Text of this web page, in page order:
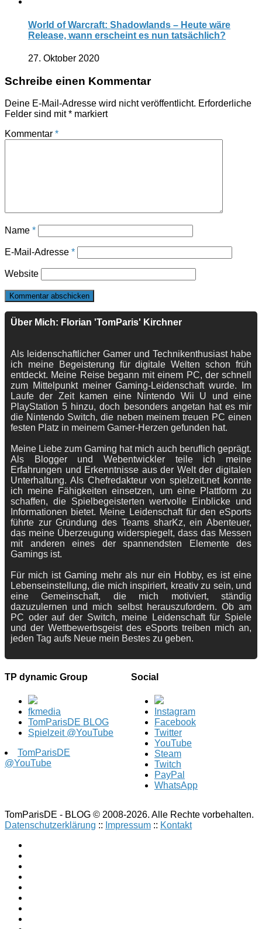
World of Warcraft: Shadowlands – Heute wäre
Release, wann erscheint es nun tatsächlich?
27. Oktober 2020
Schreibe einen Kommentar
Deine E-Mail-Adresse wird nicht veröffentlicht. Erforderliche
Felder sind mit* markiert
Kommentar *
Name *
E-Mail-Adresse *
Website
Über Mich: Florian 'TomParis' Kirchner
Als leidenschaftlicher Gamer und Technikenthusiast habe
ich meine Begeisterung für digitale Welten schon früh
entdeckt. Meine Reise begann mit einem PC, der schnell
zum Mittelpunkt meiner Gaming-Leidenschaft wurde. Im
Laufe der Zeit kamen eine Nintendo Wii U und eine
PlayStation 5 hinzu, doch besonders angetan hat es mir
die Nintendo Switch, die neben meinem treuen PC einen
festen Platz in meinem Gamer-Herzen gefunden hat.
Meine Liebe zum Gaming hat mich auch beruflich geprägt.
Als Blogger und Webentwickler teile ich meine
Erfahrungen und Erkenntnisse aus der Welt der digitalen
Unterhaltung. Als Chefredakteur von spielzeit.net konnte
ich meine Fähigkeiten einsetzen, um eine Plattform zu
schaffen, die Spielbegeisterten wertvolle Einblicke und
Informationen bietet. Meine Leidenschaft für den eSports
führte zur Gründung des Teams sharKz, ein Abenteuer,
das meine Überzeugung widerspiegelt, dass das Messen
mit anderen eines der spannendsten Elemente des
Gamings ist.
Für mich ist Gaming mehr als nur ein Hobby, es ist eine
Lebenseinstellung, die mich inspiriert, kreativ zu sein, und
eine Gemeinschaft, die mich motiviert, ständig
dazuzulernen und mich selbst herauszufordern. Ob am
PC oder auf der Switch, meine Leidenschaft für Spiele
und der Wettbewerbsgeist des eSports treiben mich an,
jeden Tag aufs Neue mein Bestes zu geben.
TP dynamic Group
fkmedia
TomParisDE BLOG
Spielzeit @YouTube
TomParisDE
@YouTube
Social
Instagram
Facebook
Twitter
YouTube
Steam
Twitch
PayPal
WhatsApp
TomParisDE - BLOG © 2008-2026. Alle Rechte vorbehalten.
Datenschutzerklärung :: Impressum :: Kontakt